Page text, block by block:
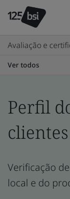
Avaliação e
Ver todos
Perfil
clientes
Verificação
local e do